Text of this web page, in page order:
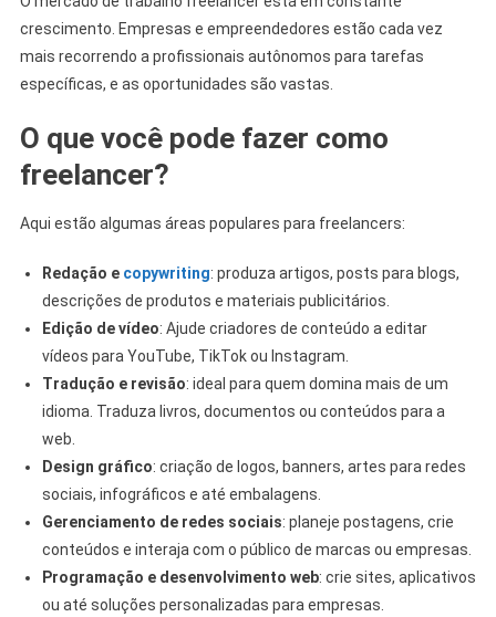
crescimento. Empresas e empreendedores estão cada vez
mais recorrendo a profissionais autônomos para tarefas
específicas, e as oportunidades são vastas.
O que você pode fazer como
freelancer?
Aqui estão algumas áreas populares para freelancers:
Redação e copywriting: produza artigos, posts para blogs,
descrições de produtos e materiais publicitários.
Edição de vídeo: Ajude criadores de conteúdo a editar
vídeos para YouTube, TikTok ou Instagram.
Tradução e revisão: ideal para quem domina mais de um
idioma. Traduza livros, documentos ou conteúdos para a
web.
Design gráfico: criação de logos, banners, artes para redes
sociais, infográficos e até embalagens.
Gerenciamento de redes sociais: planeje postagens, crie
conteúdos e interaja com o público de marcas ou empresas.
Programação e desenvolvimento web: crie sites, aplicativos
ou até soluções personalizadas para empresas.